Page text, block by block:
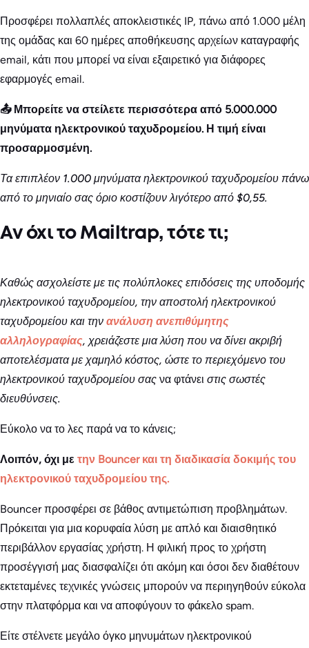
Προσφέρει πολλαπλές αποκλειστικές IP, πάνω από 1.000 μέλη
της ομάδας και 60 ημέρες αποθήκευσης αρχείων καταγραφής
email, κάτι που μπορεί να είναι εξαιρετικό για διάφορες
εφαρμογές email.
📤 Μπορείτε να στείλετε περισσότερα από 5.000.000
μηνύματα ηλεκτρονικού ταχυδρομείου. Η τιμή είναι
προσαρμοσμένη.
Τα επιπλέον 1.000 μηνύματα ηλεκτρονικού ταχυδρομείου πάνω
από το μηνιαίο σας όριο κοστίζουν λιγότερο από $0,55.
Αν όχι το Mailtrap, τότε τι;
Καθώς ασχολείστε με τις πολύπλοκες επιδόσεις της υποδομής
ηλεκτρονικού ταχυδρομείου, την αποστολή ηλεκτρονικού
ταχυδρομείου και την ανάλυση ανεπιθύμητης
αλληλογραφίας, χρειάζεστε μια λύση που να δίνει ακριβή
αποτελέσματα με χαμηλό κόστος, ώστε το περιεχόμενο του
ηλεκτρονικού ταχυδρομείου σας να φτάνει στις σωστές
διευθύνσεις.
Εύκολο να το λες παρά να το κάνεις;
Λοιπόν, όχι με την Bouncer και τη διαδικασία δοκιμής του
ηλεκτρονικού ταχυδρομείου της.
Bouncer προσφέρει σε βάθος αντιμετώπιση προβλημάτων.
Πρόκειται για μια κορυφαία λύση με απλό και διαισθητικό
περιβάλλον εργασίας χρήστη. Η φιλική προς το χρήστη
προσέγγισή μας διασφαλίζει ότι ακόμη και όσοι δεν διαθέτουν
εκτεταμένες τεχνικές γνώσεις μπορούν να περιηγηθούν εύκολα
στην πλατφόρμα και να αποφύγουν το φάκελο spam.
Είτε στέλνετε μεγάλο όγκο μηνυμάτων ηλεκτρονικού